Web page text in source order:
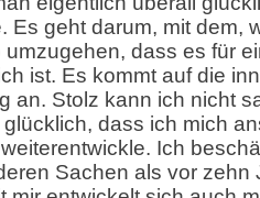
Es geht darum, mit dem,
umzugehen, dass es für
ist. Es kommt auf die
an. Stolz kann ich nicht
glücklich, dass ich mich
Ich
Sachen als vor zehn